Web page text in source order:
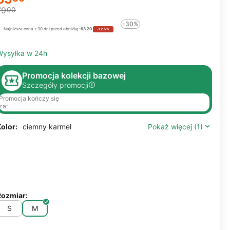
00
Najniższa cena z 30 dni przed obniżką: 63.20 -12.5%
-30%
w 24h
Promocja kolekcji bazowej
Szczegóły promocji
kończy się
ciemny karmel Pokaż więcej (1)
S
M